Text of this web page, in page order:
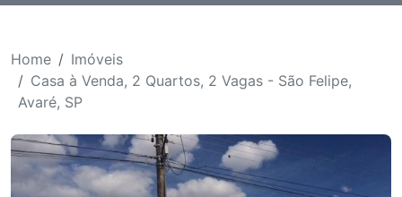
Home
Imóveis
Casa à Venda, 2 Quartos, 2 Vagas - São Felipe,
Avaré, SP